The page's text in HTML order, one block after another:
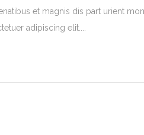
et magnis dis part urient
adipiscing elit.